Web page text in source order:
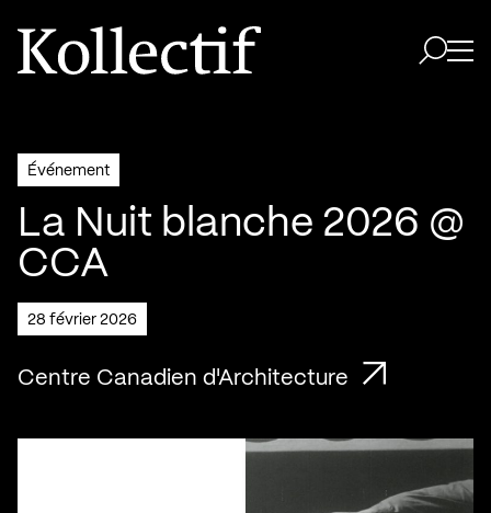
Aller à la page d'accueil
Logo Kollectif
Événement
La Nuit blanche 2026 @
CCA
28 février 2026
Centre Canadien d'Architecture